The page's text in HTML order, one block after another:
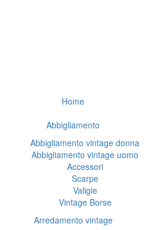
Home
Abbigliamento
Abbigliamento vintage donna
Abbigliamento vintage uomo
Accessori
Scarpe
Valigie
Vintage Borse
Arredamento vintage